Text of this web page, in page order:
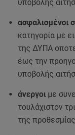
υποβολής
ασφαλισμένοι
κατηγορία με
της ΔΥΠΑ
έως την
υποβολής
άνεργοι με
τουλάχιστον
της